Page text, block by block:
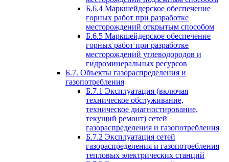
Б.6.4 Маркшейдерское обеспечение
горных работ при разработке
месторождений открытым способом
Б.6.5 Маркшейдерское обеспечение
горных работ при разработке
месторождений углеводородов и
гидроминеральных ресурсов
Б.7. Объекты газораспределения и
газопотребления
Б.7.1 Эксплуатация (включая
техническое обслуживание,
техническое диагностирование,
текущий ремонт) сетей
газораспределения и газопотребления
Б.7.2 Эксплуатация сетей
газораспределения и газопотребления
тепловых электрических станций